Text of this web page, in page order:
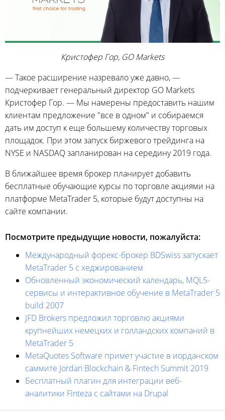
Кристофер Гор, GO Markets
— Такое расширение назревало уже давно, —
подчеркивает генеральный директор GO Markets
Кристофер Гор. — Мы намерены предоставить нашим
клиентам предложение "все в одном" и собираемся
дать им доступ к еще большему количеству торговых
площадок. При этом запуск биржевого трейдинга на
NYSE и NASDAQ запланирован на середину 2019 года.
В ближайшее время брокер планирует добавить
бесплатные обучающие курсы по торговле акциями на
платформе MetaTrader 5, которые будут доступны на
сайте компании.
Посмотрите предыдущие новости, пожалуйста:
Международный форекс-брокер BDSwiss запускает
MetaTrader 5 с хеджированием
Обновленный экономический календарь, MQL5-
сервисы и интерактивное обучение в MetaTrader 5
build 2007
JFD Brokers предложил торговлю акциями
крупнейших немецких и голландских компаний в
MetaTrader 5
MetaQuotes Software примет участие в иорданском
саммите Jordan Blockchain & Fintech Summit 2019
Бесплатный плагин для интеграции веб-
аналитики Finteza c сайтами на Drupal